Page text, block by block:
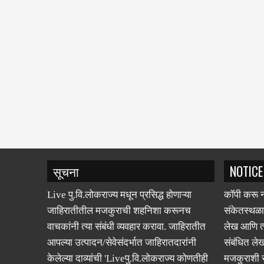
सूचना
Live पु.वि.लोकराज्य मधून प्रसिद्ध होणाऱ्या
जाहिरातीतील मजकुराची शहनिशा करूनच
वाचकांनी त्या संबंधी व्यवहार करावा. जाहिरातीत
आपल्या उत्पादन/सेवेसंदर्भात जाहिरातदारांनी
केलेल्या दाव्यांची 'Liveपु.वि.लोकराज्य कोणतीही
NOTICE
कॉपी करू
लेख आणि
संबंधित